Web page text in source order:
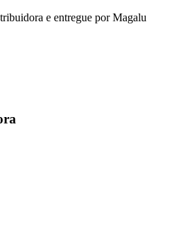
e entregue por Magalu